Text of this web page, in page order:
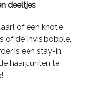
deeltjes
of een knotje
of de Invisibobble,
is een stay-in
haarpunten te